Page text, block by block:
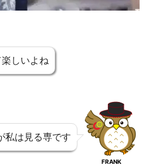
しいよね
私は見る専です
FRANK